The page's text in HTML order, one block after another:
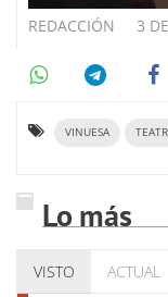
3
REDACCIÓN
VINUESA
Lo más
VISTO ACTUAL